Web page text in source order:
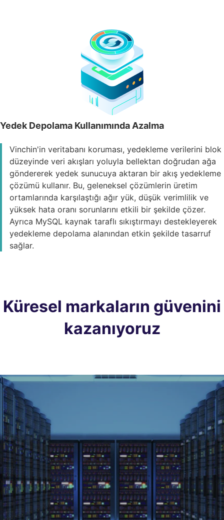
Yedek Depolama Kullanımında Azalma
Vinchin'in veritabanı koruması, yedekleme verilerini blok
düzeyinde veri akışları yoluyla bellektan doğrudan ağa
göndererek yedek sunucuya aktaran bir akış yedekleme
çözümü kullanır. Bu, geleneksel çözümlerin üretim
ortamlarında karşılaştığı ağır yük, düşük verimlilik ve
yüksek hata oranı sorunlarını etkili bir şekilde çözer.
Ayrıca MySQL kaynak taraflı sıkıştırmayı destekleyerek
yedekleme depolama alanından etkin şekilde tasarruf
sağlar.
Küresel markaların güvenini
kazanıyoruz